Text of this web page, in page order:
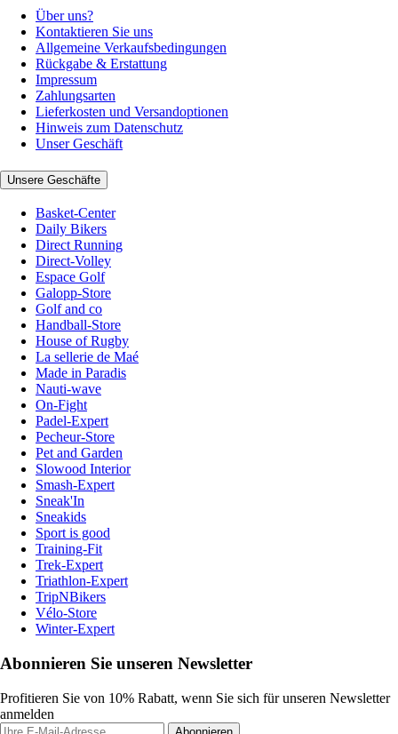
Über uns?
Kontaktieren Sie uns
Allgemeine Verkaufsbedingungen
Rückgabe & Erstattung
Impressum
Zahlungsarten
Lieferkosten und Versandoptionen
Hinweis zum Datenschutz
Unser Geschäft
Unsere Geschäfte
Basket-Center
Daily Bikers
Direct Running
Direct-Volley
Espace Golf
Galopp-Store
Golf and co
Handball-Store
House of Rugby
La sellerie de Maé
Made in Paradis
Nauti-wave
On-Fight
Padel-Expert
Pecheur-Store
Pet and Garden
Slowood Interior
Smash-Expert
Sneak'In
Sneakids
Sport is good
Training-Fit
Trek-Expert
Triathlon-Expert
TripNBikers
Vélo-Store
Winter-Expert
Abonnieren Sie unseren Newsletter
Profitieren Sie von 10% Rabatt, wenn Sie sich für unseren Newsletter
anmelden